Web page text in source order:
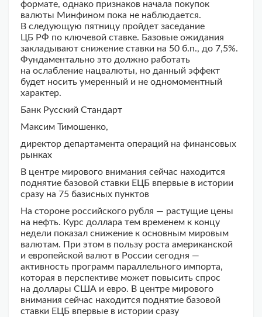
формате, однако признаков начала покупок
валюты Минфином пока не наблюдается.
В следующую пятницу пройдет заседание
ЦБ РФ по ключевой ставке. Базовые ожидания
закладывают снижение ставки на 50 б.п., до 7,5%.
Фундаментально это должно работать
на ослабление нацвалюты, но данный эффект
будет носить умеренный и не одномоментный
характер.
Банк Русский Стандарт
Максим Тимошенко,
директор департамента операций на финансовых
рынках
В центре мирового внимания сейчас находится
поднятие базовой ставки ЕЦБ впервые в истории
сразу на 75 базисных пунктов
На стороне российского рубля — растущие цены
на нефть. Курс доллара тем временем к концу
недели показал снижение к основным мировым
валютам. При этом в пользу роста американской
и европейской валют в России сегодня —
активность программ параллельного импорта,
которая в перспективе может повысить спрос
на доллары США и евро. В центре мирового
внимания сейчас находится поднятие базовой
ставки ЕЦБ впервые в истории сразу